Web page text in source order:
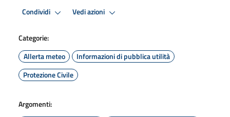
Condividi Vedi azioni
Categorie:
Allerta meteo
Informazioni di pubblica utilità
Protezione Civile
Argomenti: